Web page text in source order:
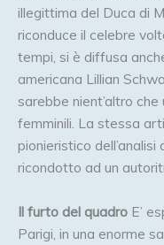
illegittima del Duca di
riconduce il celebre
tempi, si è diffusa
americana Lillian
sarebbe nient’altro
femminili. La stessa
pionieristico
ricondotto ad un
Il furto del quadro E’
Parigi, in una enorme